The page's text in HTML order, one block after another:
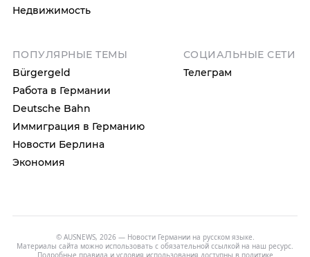
Недвижимость
ПОПУЛЯРНЫЕ ТЕМЫ
Bürgergeld
Работа в Германии
Deutsche Bahn
Иммиграция в Германию
Новости Берлина
Экономия
СОЦИАЛЬНЫЕ СЕТИ
Телеграм
© AUSNEWS, 2026 — Новости Германии на русском языке.
Материалы сайта можно использовать с обязательной ссылкой на наш ресурс.